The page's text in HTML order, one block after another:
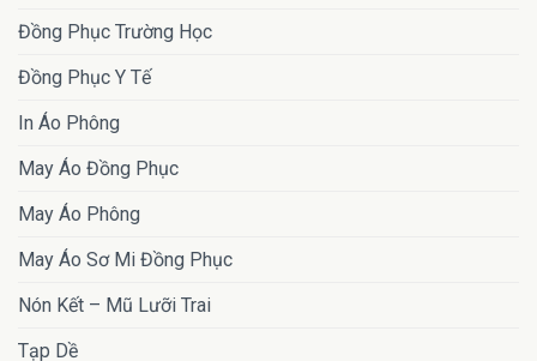
Đồng Phục Trường Học
Đồng Phục Y Tế
In Áo Phông
May Áo Đồng Phục
May Áo Phông
May Áo Sơ Mi Đồng Phục
Nón Kết – Mũ Lưỡi Trai
Tạp Dề